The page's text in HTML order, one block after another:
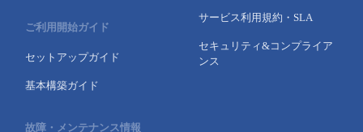
ご利用開始ガイド
セットアップガイド
基本構築ガイド
故障・メンテナンス情報
サービス利用規約・SLA
セキュリティ&コンプライア
ンス